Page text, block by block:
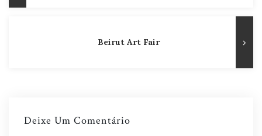
Post
Beirut Art Fair
Deixe Um Comentário